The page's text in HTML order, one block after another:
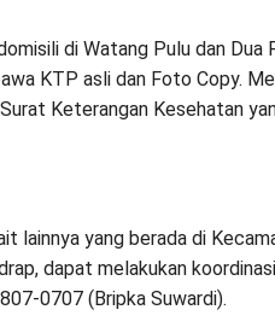
di Watang Pulu dan
KTP asli dan Foto Copy.
Keterangan Kesehatan
lainnya yang berada di
dapat melakukan
0707 (Bripka Suwardi).